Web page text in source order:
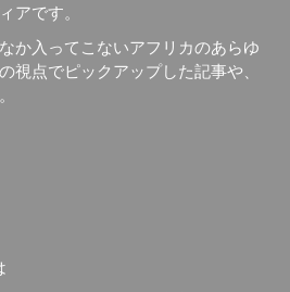
アです。
か入ってこないアフリカのあらゆ
視点でピックアップした記事や、